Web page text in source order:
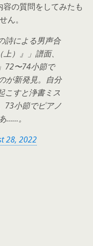
の質問をしてみたも
ん。
詩による男声合
）』」譜面、
72〜74小節で
が新発見。自分
こすと浄書ミス
73小節でピアノ
……。
28, 2022